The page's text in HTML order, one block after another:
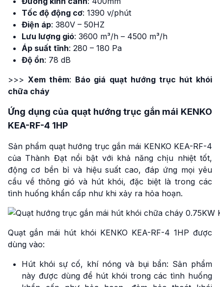
Tốc độ động cơ: 1390 v/phút
Điện áp: 380V – 50HZ
Lưu lượng gió: 3600 m³/h – 4500 m³/h
Áp suất tĩnh: 280 – 180 Pa
Độ ồn: 78 dB
>>>Xem thêm: Báo giá quạt hướng trục hút khói
chữa cháy
Ứng dụng của quạt hướng trục gắn mái KENKO
KEA-RF-4 1HP
Sản phẩm quạt hướng trục gắn mái KENKO KEA-RF-4
của Thành Đạt nổi bật với khả năng chịu nhiệt tốt,
động cơ bền bỉ và hiệu suất cao, đáp ứng mọi yêu
cầu về thông gió và hút khói, đặc biệt là trong các
tình huống khẩn cấp như khi xảy ra hỏa hoạn.
Quạt gắn mái hút khói KENKO KEA-RF-4 1HP được
dùng vào:
Hút khói sự cố, khí nóng và bụi bẩn: Sản phẩm
này được dùng để hút khói trong các tình huống